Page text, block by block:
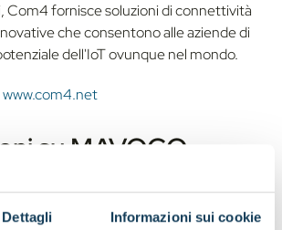
Dettagli Informazioni sui cookie
Com4 fornisce soluzioni di connettività
che consentono alle aziende di
dell'IoT ovunque nel mondo.
www.com4.net
su MAVOCO
di software europea che fornisce una
della connettività IoT di nuova